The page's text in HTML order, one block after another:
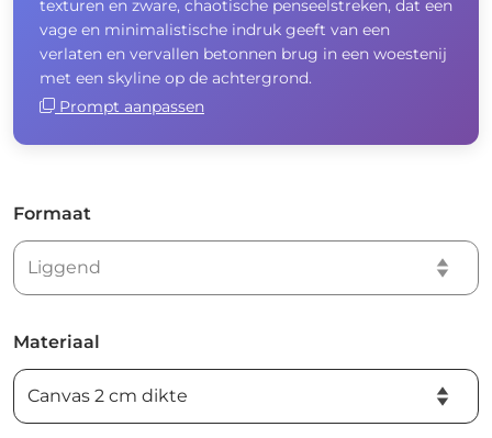
texturen en zware, chaotische penseelstreken, dat een
vage en minimalistische indruk geeft van een
verlaten en vervallen betonnen brug in een woestenij
met een skyline op de achtergrond.
Prompt aanpassen
Formaat
Materiaal